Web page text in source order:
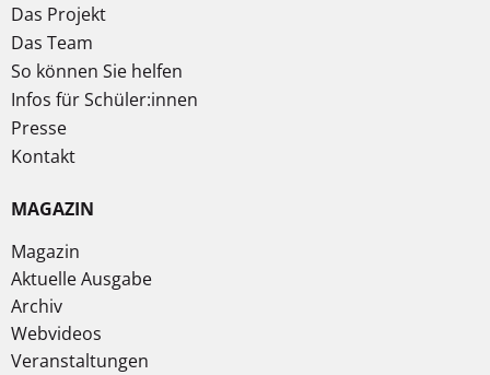
Das Projekt
Das Team
So können Sie helfen
Infos für Schüler:innen
Presse
Kontakt
MAGAZIN
Magazin
Aktuelle Ausgabe
Archiv
Webvideos
Veranstaltungen